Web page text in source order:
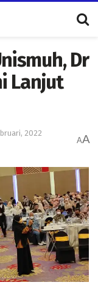
Dr
Lanjut
2022
AA